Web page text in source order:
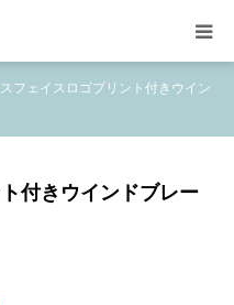
スフェイスロゴプリント付きウイン
付きウインドブレー